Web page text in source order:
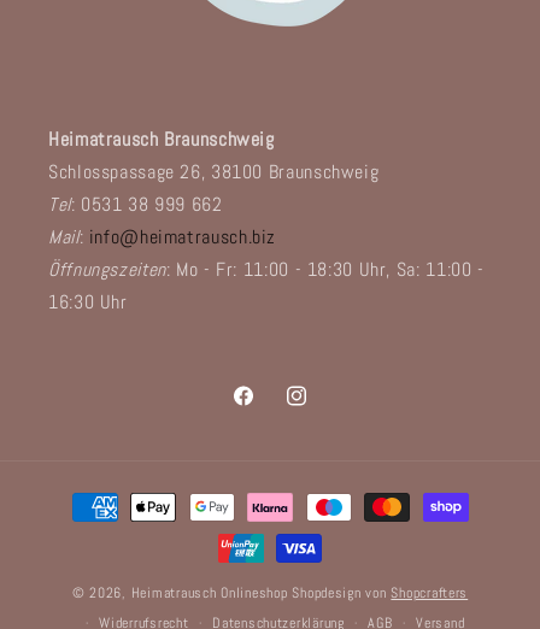
Heimatrausch Braunschweig
Schlosspassage 26, 38100 Braunschweig
Tel: 0531 38 999 662
Mail: info@heimatrausch.biz
Öffnungszeiten: Mo - Fr: 11:00 - 18:30 Uhr, Sa: 11:00 -
16:30 Uhr
FacebookInstagram
Zahlungsmethoden
© 2026, Heimatrausch Onlineshop Shopdesign von Shopcrafters
Widerrufsrecht
Datenschutzerklärung AGB Versand